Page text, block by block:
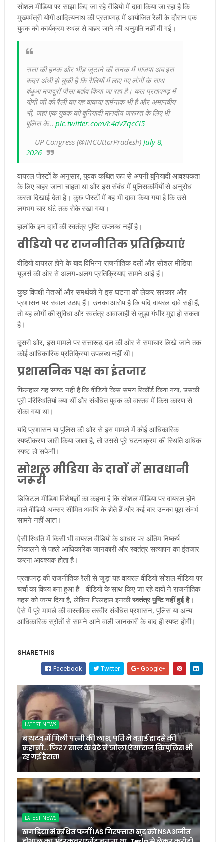
सोशल मीडिया पर साझा किए जा रहे वीडियो में दावा किया जा रहा है कि
मुख्यमंत्री योगी आदित्यनाथ की प्रतापगढ़ में आयोजित रैली के दौरान एक
युवक को कार्यक्रम स्थल से बाहर जाने की अनुमति नहीं दी गई।
सत्ता की हनक और भीड़ जुटाने की सनक में भाजपा अब इस
कदर अंधी हो चुकी है कि रैलियों में लाए गए लोगों के साथ
बंधुआ मजदूरों जैसा बर्ताव किया जा रहा है। कल प्रतापगढ़ में
योगी जी की रैली का यह वाकया शर्मनाक भी है और अमानवीय
भी, जहां एक युवक को बुनियादी मानवीय जरूरत के लिए भी
पुलिस के… pic.twitter.com/h4aVZqcCi5
— UP Congress (@INCUttarPradesh) July 8,
2026
वायरल पोस्टों के अनुसार, युवक कथित रूप से अपनी बुनियादी आवश्यकता
के लिए बाहर जाना चाहता था और इस संबंध में पुलिसकर्मियों से अनुरोध
करता दिखाई देता है। कुछ पोस्टों में यह भी दावा किया गया है कि उसे
लगभग चार घंटे तक रोके रखा गया।
हालांकि इन दावों की स्वतंत्र पुष्टि उपलब्ध नहीं है।
वीडियो पर राजनीतिक प्रतिक्रियाएं
वीडियो वायरल होने के बाद विभिन्न राजनीतिक दलों और सोशल मीडिया
यूजर्स की ओर से अलग-अलग प्रतिक्रियाएं सामने आई हैं।
कुछ विपक्षी नेताओं और समर्थकों ने इस घटना को लेकर सरकार और
प्रशासन पर सवाल उठाए हैं। उनका आरोप है कि यदि वायरल दावे सही हैं,
तो यह लोगों की सुविधा और स्वतंत्र आवाजाही से जुड़ा गंभीर मुद्दा हो सकता
है।
दूसरी ओर, इस मामले पर सत्तारूढ़ दल की ओर से समाचार लिखे जाने तक
कोई आधिकारिक प्रतिक्रिया उपलब्ध नहीं थी।
प्रशासनिक पक्ष का इंतजार
फिलहाल यह स्पष्ट नहीं है कि वीडियो किस समय रिकॉर्ड किया गया, उसकी
पूरी परिस्थितियां क्या थीं और संबंधित युवक को वास्तव में किस कारण से
रोका गया था।
यदि प्रशासन या पुलिस की ओर से इस मामले में कोई आधिकारिक
स्पष्टीकरण जारी किया जाता है, तो उससे पूरे घटनाक्रम की स्थिति अधिक
स्पष्ट हो सकेगी।
सोशल मीडिया के दावों में सावधानी
जरूरी
डिजिटल मीडिया विशेषज्ञों का कहना है कि सोशल मीडिया पर वायरल होने
वाले वीडियो अक्सर सीमित अवधि के होते हैं और कई बार उनका पूरा संदर्भ
सामने नहीं आता।
ऐसी स्थिति में किसी भी वायरल वीडियो के आधार पर अंतिम निष्कर्ष
निकालने से पहले आधिकारिक जानकारी और स्वतंत्र सत्यापन का इंतजार
करना आवश्यक होता है।
प्रतापगढ़ की राजनीतिक रैली से जुड़ा यह वायरल वीडियो सोशल मीडिया पर
चर्चा का विषय बना हुआ है। वीडियो के साथ किए जा रहे दावों ने राजनीतिक
बहस को जन्म दिया है, लेकिन फिलहाल इनकीस्वतंत्र पुष्टि नहीं हुई है।
ऐसे में पूरे मामले की वास्तविक तस्वीर संबंधित प्रशासन, पुलिस या अन्य
आधिकारिक स्रोतों से सामने आने वाली जानकारी के बाद ही स्पष्ट होगी।
SHARE THIS
Facebook Twitter Google+
LATEST NEWS
बाथटब में मिली पत्नी की लाश, पति ने बताई हादसे की
कहानी… फिर 7 साल के बेटे ने खोला ऐसा राज कि पुलिस भी
रह गई हैरान!
LATEST NEWS
खगड़िया में कथित फर्जी IAS गिरफ्तार! खुद को NSA अजीत